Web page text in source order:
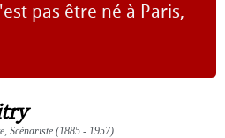
pas être né à Paris,
Scénariste (1885 - 1957)